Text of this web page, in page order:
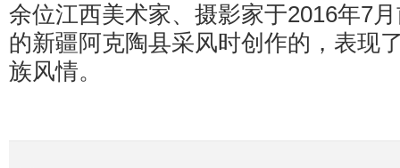
余位江西美术家、摄影家于2016年7
的新疆阿克陶县采风时创作的，表现
族风情。